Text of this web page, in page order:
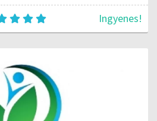
Ingyenes!